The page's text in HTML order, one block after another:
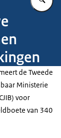
de Tweede
Ministerie
voor
van 340